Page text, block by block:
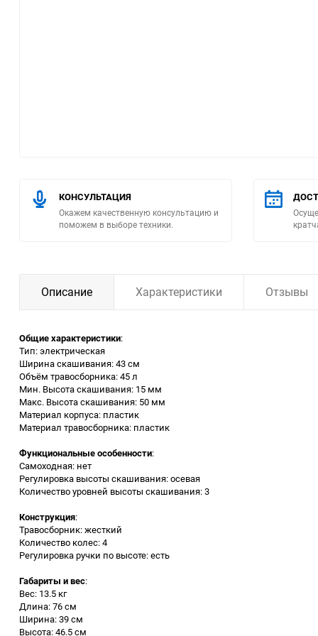
Климатическая техника
Измерительное
оборудование
Заточные станки (точила)
Дровоколы
Грузоподъемное
оборудование
Гидроаккумуляторы и
расширительные баки
Вытяжная вентиляция
Вибротехника
Бетономешалки
Бензоинструмент
КОНСУЛЬТАЦИЯ
Окажем качественную консультацию и
поможем в выборе техники.
Описание Характеристики Отзывы
Общие характеристики:
Тип: электрическая
Ширина скашивания: 43 см
Объём травосборника: 45 л
Мин. Высота скашивания: 15 мм
Макс. Высота скашивания: 50 мм
Материал корпуса: пластик
Материал травосборника: пластик
Функциональные особенности:
Самоходная: нет
Регулировка высоты скашивания: осевая
Количество уровней высоты скашивания: 3
Конструкция:
Травосборник: жесткий
Количество колес: 4
Регулировка ручки по высоте: есть
Габариты и вес:
Вес: 13.5 кг
Длина: 76 см
Ширина: 39 см
Высота: 46.5 см